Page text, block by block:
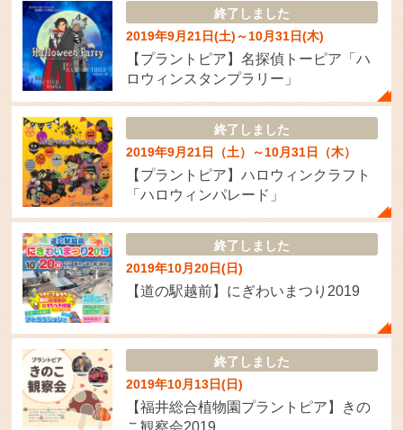
終了しました
2019年9月21日(土)～10月31日(木)
【プラントピア】名探偵トーピア「ハ
ロウィンスタンプラリー」
終了しました
2019年9月21日（土）～10月31日（木）
【プラントピア】ハロウィンクラフト
「ハロウィンパレード」
終了しました
2019年10月20日(日)
【道の駅越前】にぎわいまつり2019
終了しました
2019年10月13日(日)
【福井総合植物園プラントピア】きの